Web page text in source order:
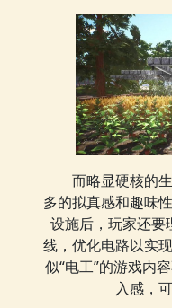
而略显硬核的
多的拟真感和趣味
设施后，玩家还要
线，优化电路以实
似“电工”的游戏内
入感，